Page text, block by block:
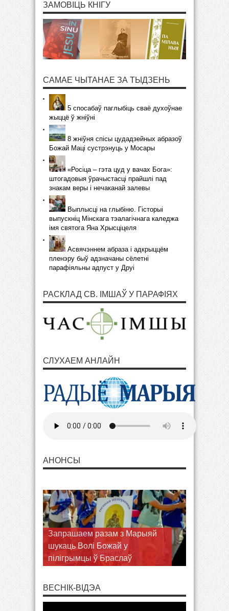
ЗАМОВІЦЬ КНІГУ
САМАЕ ЧЫТАНАЕ ЗА ТЫДЗЕНЬ
5 спосабаў паглыбіць сваё духоўнае
жыццё ў жніўні
8 жніўня спісы цудадзейных абразоў
Божай Маці сустрэнуць у Мосары
«Росіца – гэта цуд у вачах Бога»:
штогадовыя ўрачыстасці прайшлі пад
знакам веры і нечаканай залевы
Выплысці на глыбіню. Гісторыі
выпускніц Мінскага тэалагічнага каледжа
імя святога Яна Хрысціцеля
Асвячэннем абраза і адкрыццём
пленэру быў адзначаны сёлетні
парафіяльны адпуст у Друі
РАСКЛАД СВ. ІМШАЎ У ПАРАФІЯХ
СЛУХАЕМ АНЛАЙН
АНОНСЫ
Запрашаем разам з Марыяй
шукаць Волі Божай у
пілігрымцы ў Браслаў
ВЕСНІК-ВІДЭА